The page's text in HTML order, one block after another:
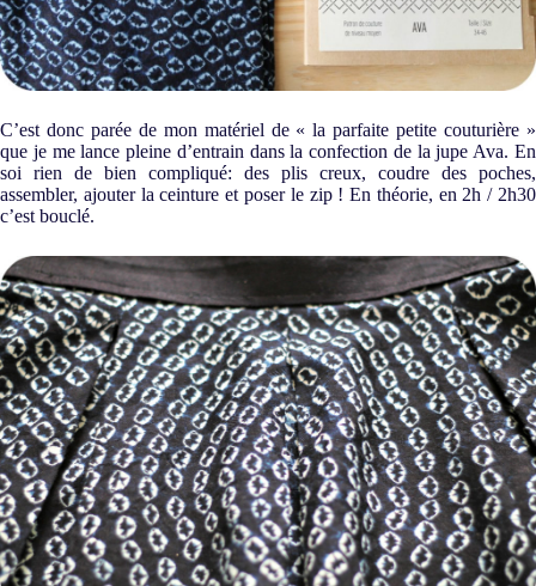
C’est donc parée de mon matériel de « la parfaite petite couturière »
que je me lance pleine d’entrain dans la confection de la jupe Ava. En
soi rien de bien compliqué: des plis creux, coudre des poches,
assembler, ajouter la ceinture et poser le zip ! En théorie, en 2h / 2h30
c’est bouclé.